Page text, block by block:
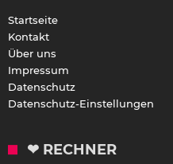
Startseite
Kontakt
Über uns
Impressum
Datenschutz
Datenschutz-Einstellungen
❤ RECHNER